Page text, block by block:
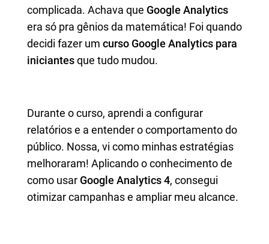
complicada. Achava que Google Analytics
era só pra gênios da matemática! Foi quando
decidi fazer um curso Google Analytics para
iniciantesque tudo mudou.
Durante o curso, aprendi a configurar
relatórios e a entender o comportamento do
público. Nossa, vi como minhas estratégias
melhoraram! Aplicando o conhecimento de
como usar Google Analytics 4, consegui
otimizar campanhas e ampliar meu alcance.